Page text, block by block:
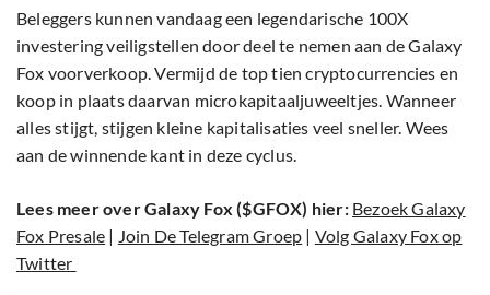
Beleggers kunnen vandaag een legendarische 100X
investering veiligstellen door deel te nemen aan de Galaxy
Fox voorverkoop. Vermijd de top tien cryptocurrencies en
koop in plaats daarvan microkapitaaljuweeltjes. Wanneer
alles stijgt, stijgen kleine kapitalisaties veel sneller. Wees
aan de winnende kant in deze cyclus.
Lees meer over Galaxy Fox ($GFOX) hier: Bezoek Galaxy
Fox Presale | Join De Telegram Groep | Volg Galaxy Fox op
Twitter